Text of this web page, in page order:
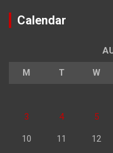
Calendar
M T W
3 4 5
10 11 12